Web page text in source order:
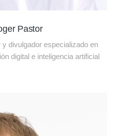
Pastor
divulgador especializado en
digital e inteligencia artificial